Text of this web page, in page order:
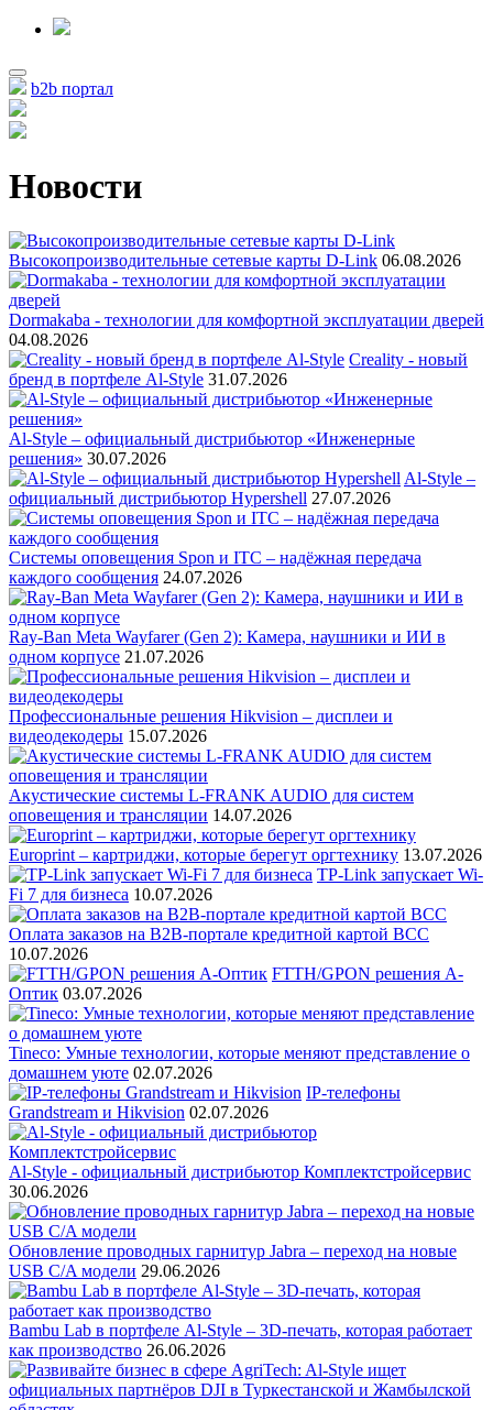
b2b портал
Новости
Высокопроизводительные сетевые карты D-Link 06.08.2026
Dormakaba - технологии для комфортной эксплуатации дверей
04.08.2026
Creality - новый
бренд в портфеле Al-Style 31.07.2026
Al-Style – официальный дистрибьютор «Инженерные
решения» 30.07.2026
Al-Style –
официальный дистрибьютор Hypershell 27.07.2026
Системы оповещения Spon и ITC – надёжная передача
каждого сообщения 24.07.2026
Ray-Ban Meta Wayfarer (Gen 2): Камера, наушники и ИИ в
одном корпусе 21.07.2026
Профессиональные решения Hikvision – дисплеи и
видеодекодеры 15.07.2026
Акустические системы L-FRANK AUDIO для систем
оповещения и трансляции 14.07.2026
Europrint – картриджи, которые берегут оргтехнику 13.07.2026
TP-Link запускает Wi-
Fi 7 для бизнеса 10.07.2026
Оплата заказов на B2B-портале кредитной картой BCC
10.07.2026
FTTH/GPON решения А-
Оптик 03.07.2026
Tineco: Умные технологии, которые меняют представление о
домашнем уюте 02.07.2026
IP-телефоны
Grandstream и Hikvision 02.07.2026
Al-Style - официальный дистрибьютор Комплектстройсервис
30.06.2026
Обновление проводных гарнитур Jabra – переход на новые
USB C/A модели 29.06.2026
Bambu Lab в портфеле Al-Style – 3D-печать, которая работает
как производство 26.06.2026